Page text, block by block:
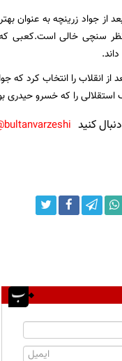
کعبی که در نظر سنجی برنامه 90 بعد از
خالی است.کعبی که
بعد از انقلاب را انتخاب کرد
استقلالی را که خسرو
کنید bultanvarzeshi@